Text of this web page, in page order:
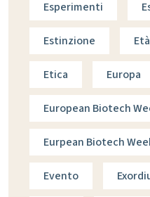
Esperimenti
Estinzione
Etica Europa
European Biotech
Eurpean Biotech
Evento